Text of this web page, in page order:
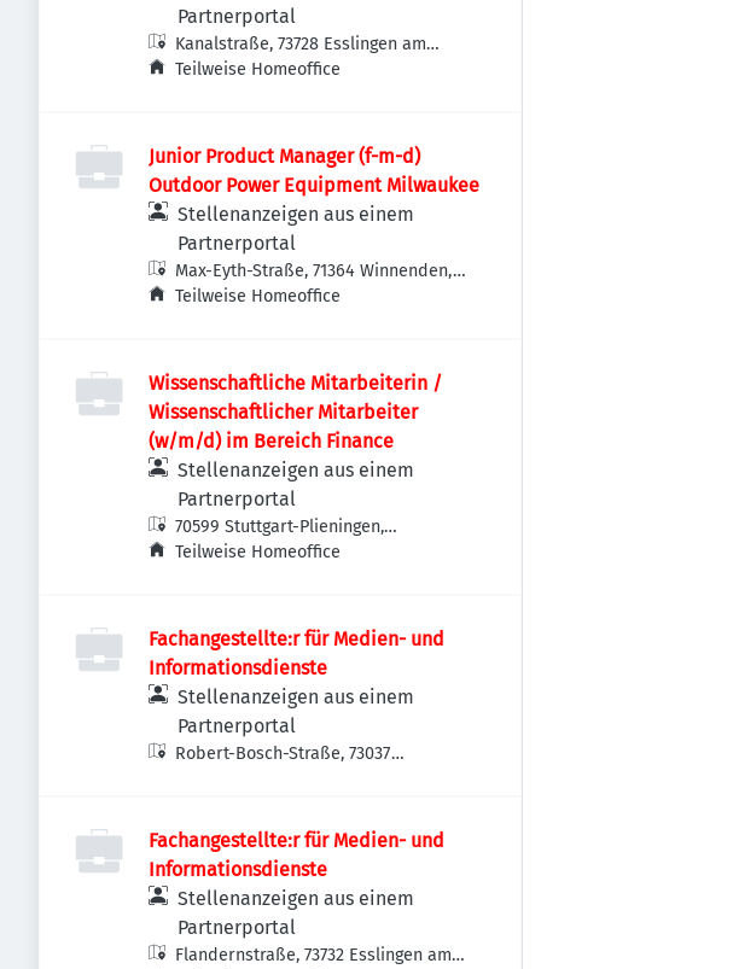
Partnerportal
Kanalstraße, 73728 Esslingen am
Neckar, Deutschland
Teilweise Homeoffice
Junior Product Manager (f-m-d)
Outdoor Power Equipment Milwaukee
Stellenanzeigen aus einem
Partnerportal
Max-Eyth-Straße, 71364 Winnenden,
Deutschland
Teilweise Homeoffice
Wissenschaftliche Mitarbeiterin /
Wissenschaftlicher Mitarbeiter
(w/m/d) im Bereich Finance
Stellenanzeigen aus einem
Partnerportal
70599 Stuttgart-Plieningen,
Deutschland
Teilweise Homeoffice
Fachangestellte:r für Medien- und
Informationsdienste
Stellenanzeigen aus einem
Partnerportal
Robert-Bosch-Straße, 73037
Fachangestellte:r für Medien- und
Informationsdienste
Stellenanzeigen aus einem
Partnerportal
Flandernstraße, 73732 Esslingen am